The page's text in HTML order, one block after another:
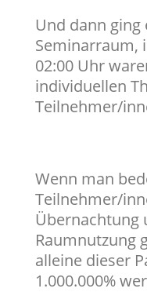
Und dann ging
Seminarraum,
02:00 Uhr
individuellen
Teilnehmer/
Wenn man
Teilnehmer/
Übernachtung
Raumnutzung
alleine dieser
1.000.000%